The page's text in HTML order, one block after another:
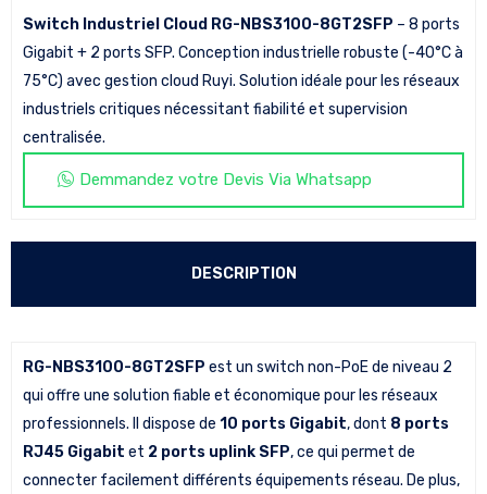
Switch Industriel Cloud RG-NBS3100-8GT2SFP – 8 ports
Gigabit + 2 ports SFP. Conception industrielle robuste (-40°C à
75°C) avec gestion cloud Ruyi. Solution idéale pour les réseaux
industriels critiques nécessitant fiabilité et supervision
centralisée.
Demmandez votre Devis Via Whatsapp
DESCRIPTION
RG-NBS3100-8GT2SFP est un switch non-PoE de niveau 2
qui offre une solution fiable et économique pour les réseaux
professionnels. Il dispose de 10 ports Gigabit, dont 8 ports
RJ45 Gigabit et 2 ports uplink SFP, ce qui permet de
connecter facilement différents équipements réseau. De plus,